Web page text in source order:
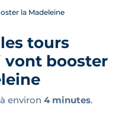
la Madeleine
tours
vont booster
environ 4 minutes.